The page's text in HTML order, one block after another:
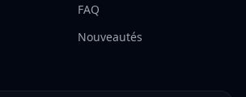
FAQ
Nouveautés